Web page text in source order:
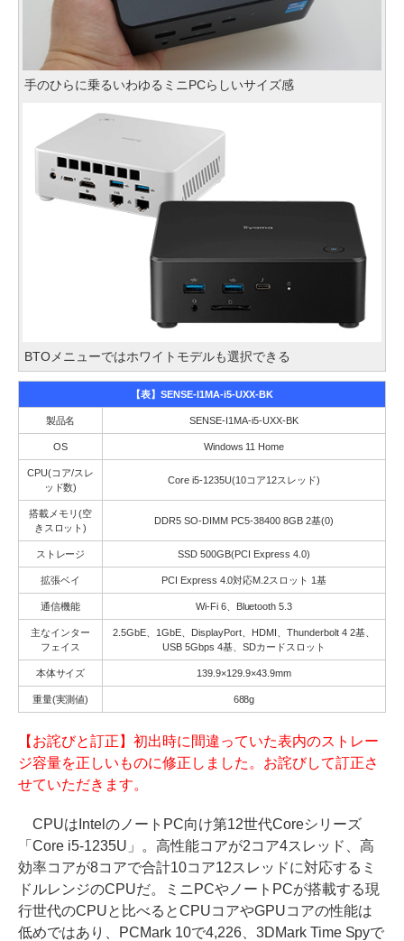
手のひらに乗るいわゆるミニPCらしいサイズ感
BTOメニューではホワイトモデルも選択できる
【表】SENSE-I1MA-i5-UXX-BK
製品名 SENSE-I1MA-i5-UXX-BK
OS Windows 11 Home
CPU(コア/スレ
ッド数)
Core i5-1235U(10コア12スレッド)
搭載メモリ(空
きスロット)
DDR5 SO-DIMM PC5-38400 8GB 2基(0)
ストレージ SSD 500GB(PCI Express 4.0)
拡張ベイ PCI Express 4.0対応M.2スロット 1基
通信機能 Wi-Fi 6、Bluetooth 5.3
主なインター
フェイス
2.5GbE、1GbE、DisplayPort、HDMI、Thunderbolt 4 2基、
USB 5Gbps 4基、SDカードスロット
本体サイズ 139.9×129.9×43.9mm
重量(実測値) 688g
【お詫びと訂正】初出時に間違っていた表内のストレー
ジ容量を正しいものに修正しました。お詫びして訂正さ
せていただきます。
CPUはIntelのノートPC向け第12世代Coreシリーズ
「Core i5-1235U」。高性能コアが2コア4スレッド、高
効率コアが8コアで合計10コア12スレッドに対応するミ
ドルレンジのCPUだ。ミニPCやノートPCが搭載する現
行世代のCPUと比べるとCPUコアやGPUコアの性能は
低めではあり、PCMark 10で4,226、3DMark Time Spyで